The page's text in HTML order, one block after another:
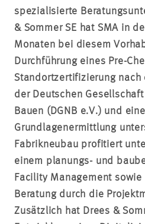
spezialisierte
& Sommer SE hat SMA in
Monaten bei diesem
Durchführung eines Pre-
Standortzertifizierung nach
der Deutschen
Bauen (DGNB e.V.) und
Grundlagenermittlung
Fabrikneubau profitiert
einem planungs- und
Facility Management sowie
Beratung durch die
Zusätzlich hat Drees &